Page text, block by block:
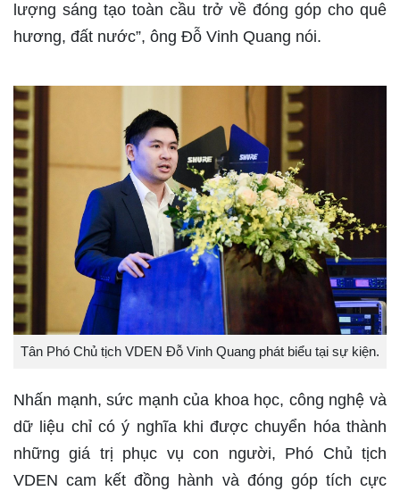
lượng sáng tạo toàn cầu trở về đóng góp cho quê
hương, đất nước”, ông Đỗ Vinh Quang nói.
Tân Phó Chủ tịch VDEN Đỗ Vinh Quang phát biểu tại sự kiện.
Nhấn mạnh, sức mạnh của khoa học, công nghệ và
dữ liệu chỉ có ý nghĩa khi được chuyển hóa thành
những giá trị phục vụ con người, Phó Chủ tịch
VDEN cam kết đồng hành và đóng góp tích cực